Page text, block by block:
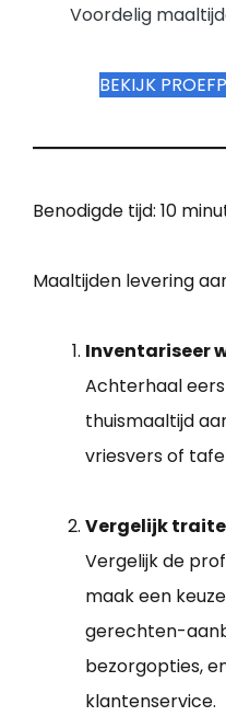
Voordelig
BEKIJK
Benodigde tijd: 10
Maaltijden levering
Inventariseer
Achterhaal
thuismaaltijd
vriesvers of
Vergelijk
Vergelijk de
maak een
gerechten-
bezorgopties,
klantenservice.